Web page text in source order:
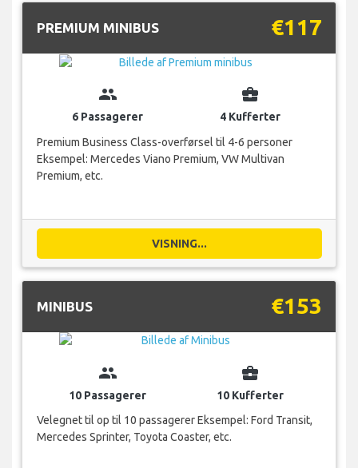
PREMIUM MINIBUS €117
group
6 Passagerer
business_center
4 Kufferter
Premium Business Class-overførsel til 4-6 personer
Eksempel: Mercedes Viano Premium, VW Multivan
Premium, etc.
VISNING...
MINIBUS €153
group
10 Passagerer
business_center
10 Kufferter
Velegnet til op til 10 passagerer Eksempel: Ford Transit,
Mercedes Sprinter, Toyota Coaster, etc.